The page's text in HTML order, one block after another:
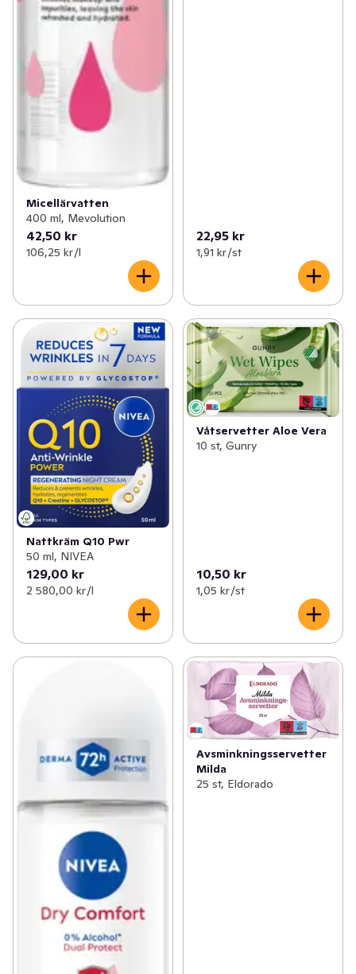
Micellärvatten
400 ml, Mevolution
42,50 kr
106,25 kr /l
22,95 kr
1,91 kr /st
Nattkräm Q10 Pwr
50 ml, NIVEA
129,00 kr
2 580,00 kr /l
Våtservetter Aloe Vera
10 st, Gunry
10,50 kr
1,05 kr /st
Avsminkningsservetter
Milda
25 st, Eldorado